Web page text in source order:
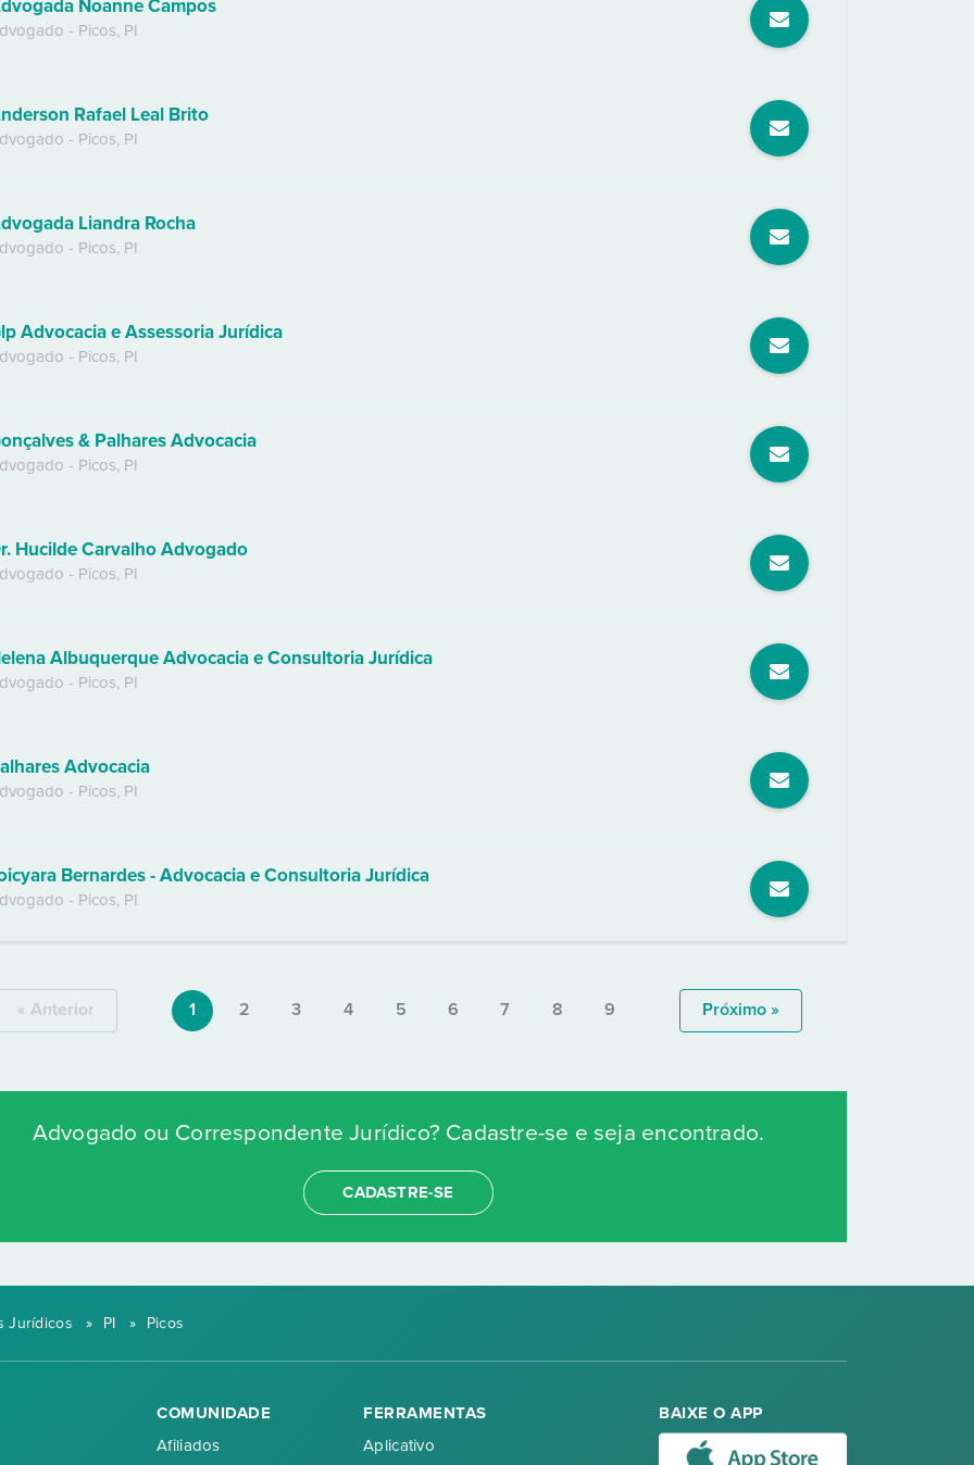
Noanne Campos
- Picos, PI
Rafael Leal Brito
- Picos, PI
Liandra Rocha
- Picos, PI
Advocacia e Assessoria Jurídica
- Picos, PI
& Palhares Advocacia
- Picos, PI
Hucilde Carvalho Advogado
- Picos, PI
Albuquerque Advocacia e Consultoria Jurídica
- Picos, PI
Advocacia
- Picos, PI
Bernardes - Advocacia e Consultoria Jurídica
- Picos, PI
« Anterior 1 2 3 4 5 6 7 8 9 Próximo »
Advogado ou Correspondente Jurídico? Cadastre-se e seja encontrado.
CADASTRE-SE
Jurídicos » PI » Picos
COMUNIDADE
Afiliados
FERRAMENTAS
Aplicativo
BAIXE O APP